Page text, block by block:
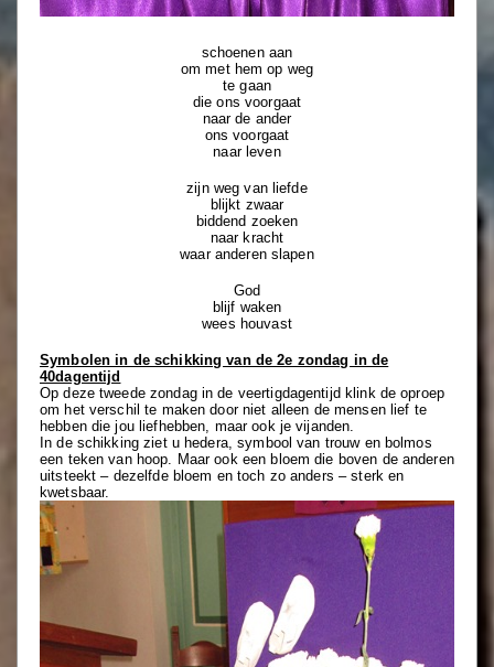
schoenen aan
om met hem op weg
te gaan
die ons voorgaat
naar de ander
ons voorgaat
naar leven
zijn weg van liefde
blijkt zwaar
biddend zoeken
naar kracht
waar anderen slapen
God
blijf waken
wees houvast
Symbolen in de schikking van de 2e zondag in de
40dagentijd
Op deze tweede zondag in de veertigdagentijd klink de oproep
om het verschil te maken door niet alleen de mensen lief te
hebben die jou liefhebben, maar ook je vijanden.
In de schikking ziet u hedera, symbool van trouw en bolmos
een teken van hoop. Maar ook een bloem die boven de anderen
uitsteekt – dezelfde bloem en toch zo anders – sterk en
kwetsbaar.